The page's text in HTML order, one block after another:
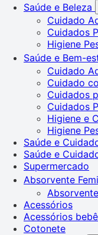
Saúde e Beleza
Cuidado
Cuidados
Higiene
Saúde e Bem-
Cuidado
Cuidado
Cuidados
Cuidados
Higiene e
Higiene
Saúde e
Saúde e
Supermercado
Absorvente
Acessórios
Acessórios
Cotonete